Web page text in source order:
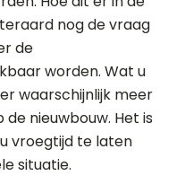
nog de vraag
de
worden. Wat u
waarschijnlijk meer
nieuwbouw. Het is
vroegtijd te laten
situatie.